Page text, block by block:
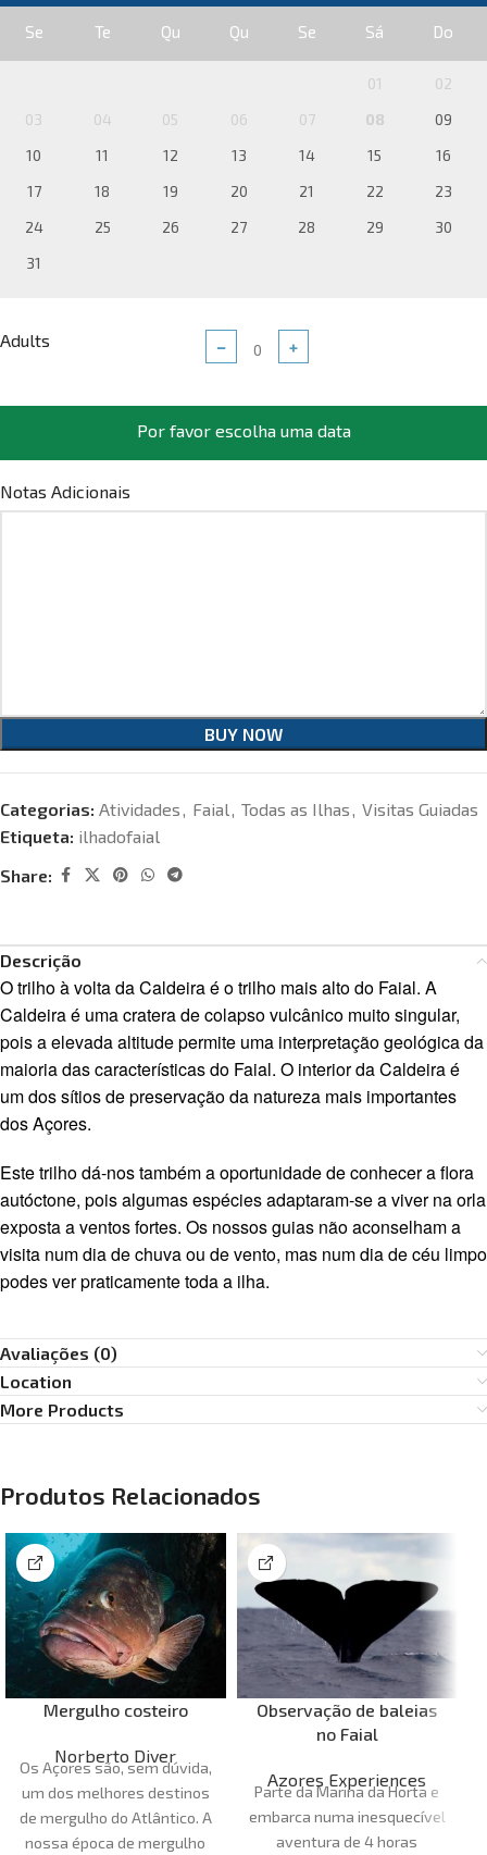
Se Te Qu Qu Se Sá Do
01
02
03
04 05 06 07 08
09
10
11 12 13 14 15
16
17
18 19 20 21 22
23
24
25 26 27 28 29
30
31
Adults − +
Por favor escolha uma data
Notas Adicionais
BUY NOW
Categorias: Atividades, Faial, Todas as Ilhas, Visitas Guiadas
Etiqueta: ilhadofaial
Share:
Descrição
O trilho à volta da Caldeira é o trilho mais alto do Faial. A
Caldeira é uma cratera de colapso vulcânico muito singular,
pois a elevada altitude permite uma interpretação geológica da
maioria das características do Faial. O interior da Caldeira é
um dos sítios de preservação da natureza mais importantes
dos Açores.
Este trilho dá-nos também a oportunidade de conhecer a flora
autóctone, pois algumas espécies adaptaram-se a viver na orla
exposta a ventos fortes. Os nossos guias não aconselham a
visita num dia de chuva ou de vento, mas num dia de céu limpo
podes ver praticamente toda a ilha.
Avaliações (0)
Location
More Products
Produtos Relacionados
Mergulho costeiro
Norberto Diver
Os Açores são, sem dúvida,
um dos melhores destinos
de mergulho do Atlântico. A
nossa época de mergulho
Observação de baleias
no Faial
Azores Experiences
Parte da Marina da Horta e
embarca numa inesquecível
aventura de 4 horas